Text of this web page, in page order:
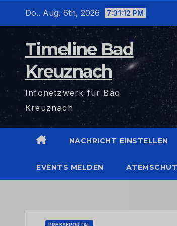
Do.. Aug. 6th, 2026 7:31:13 PM
Timeline Bad
Kreuznach
Infonetzwerk für Bad
Kreuznach
NACHRICHT EINSTELLEN
EVENTS MELDEN